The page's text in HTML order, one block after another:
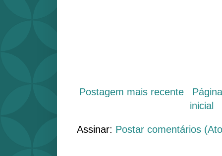
Postagem mais recente
inicial
Assinar: Postar comentários